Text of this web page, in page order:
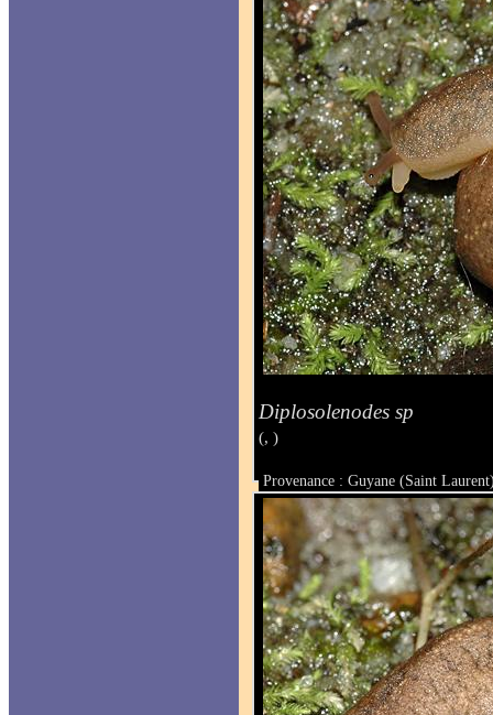
Diplosolenodes sp
(, )
Provenance : Guyane (Saint
Taille :